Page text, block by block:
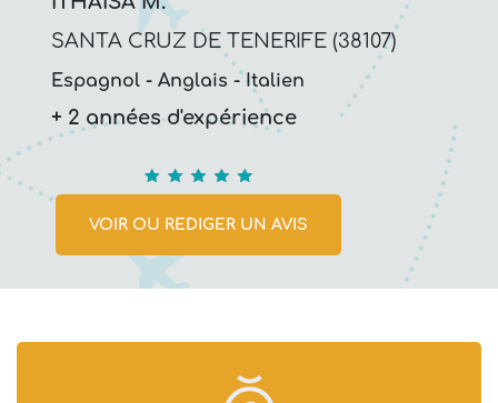
SANTA CRUZ DE TENERIFE (38107)
Espagnol Anglais Italien
+ 2 années d'expérience
5
VOIR OU REDIGER UN AVIS